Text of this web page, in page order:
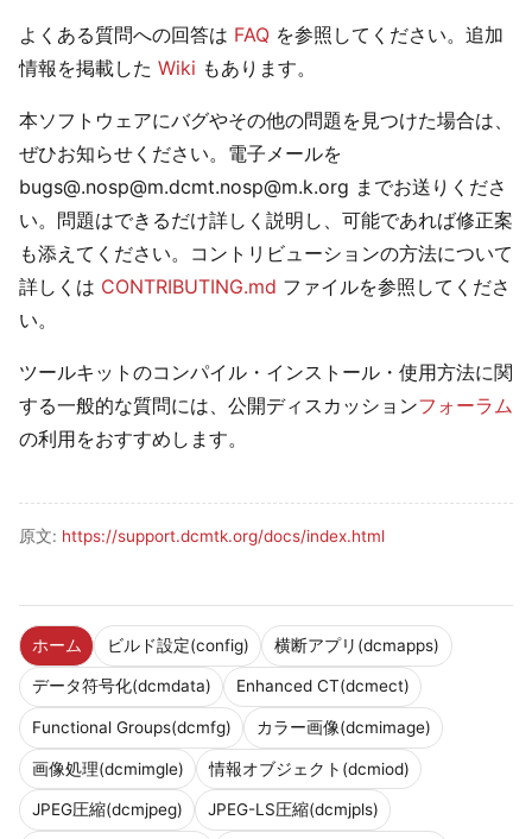
ホーム ビルド設定(config) 横断アプリ(dcmapps)
データ符号化(dcmdata) Enhanced CT(dcmect)
Functional Groups(dcmfg) カラー画像(dcmimage)
画像処理(dcmimgle) 情報オブジェクト(dcmiod)
JPEG圧縮(dcmjpeg) JPEG-LS圧縮(dcmjpls)
よくある質問への回答は FAQ を参照してください。追加
情報を掲載した Wiki もあります。
本ソフトウェアにバグやその他の問題を見つけた場合は、
ぜひお知らせください。電子メールを
bugs@.nosp@m.dcmt.nosp@m.k.org までお送りくださ
い。問題はできるだけ詳しく説明し、可能であれば修正案
も添えてください。コントリビューションの方法について
詳しくは CONTRIBUTING.md ファイルを参照してくださ
い。
ツールキットのコンパイル・インストール・使用方法に関
する一般的な質問には、公開ディスカッションフォーラム
の利用をおすすめします。
原文: https://support.dcmtk.org/docs/index.html